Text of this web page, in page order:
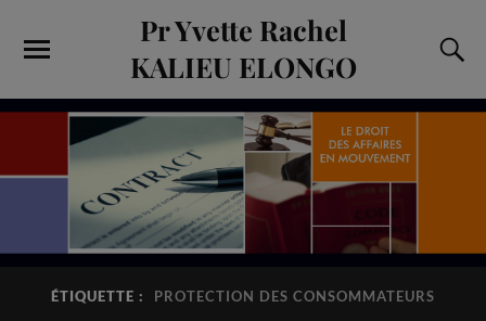
Pr Yvette Rachel
KALIEU ELONGO
ÉTIQUETTE : PROTECTION DES CONSOMMATEURS